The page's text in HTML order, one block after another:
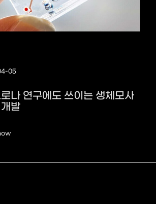
05
나 연구에도 쓰이는 생체모사
발